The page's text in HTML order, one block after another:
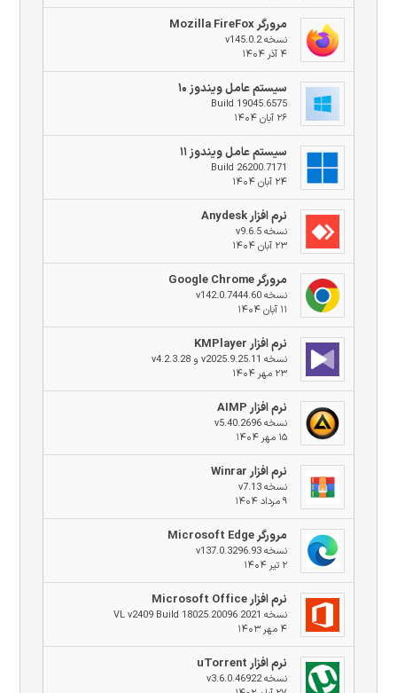
مرورگر Mozilla FireFox
نسخه v145.0.2
۴ آذر ۱۴۰۴
سیستم عامل ویندوز ۱۰
Build 19045.6575
۲۶ آبان ۱۴۰۴
سیستم عامل ویندوز ۱۱
Build 26200.7171
۲۴ آبان ۱۴۰۴
نرم افزار Anydesk
نسخه v9.6.5
۲۳ آبان ۱۴۰۴
مرورگر Google Chrome
نسخه v142.0.7444.60
۱۱ آبان ۱۴۰۴
نرم افزار KMPlayer
نسخه v2025.9.25.11 و v4.2.3.28
۲۳ مهر ۱۴۰۴
نرم افزار AIMP
نسخه v5.40.2696
۱۵ مهر ۱۴۰۴
نرم افزار Winrar
نسخه v7.13
۹ مرداد ۱۴۰۴
مرورگر Microsoft Edge
نسخه v137.0.3296.93
۲ تیر ۱۴۰۴
نرم افزار Microsoft Office
نسخه 2021 VL v2409 Build 18025.20096
۴ مهر ۱۴۰۳
نرم افزار uTorrent
نسخه v3.6.0.46922